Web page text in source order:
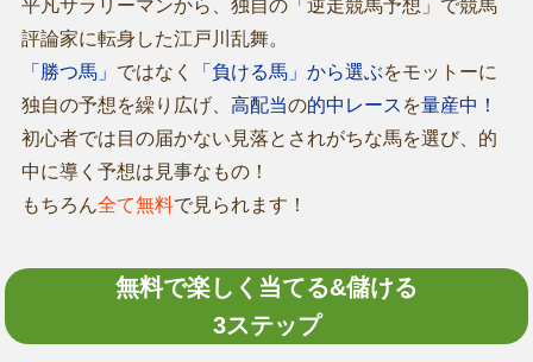
平凡サラリーマンから、独自の「逆走競馬予想」で競馬
評論家に転身した江戸川乱舞。
「勝つ馬」 ではなく 「負ける馬」から選ぶをモットーに
独自の予想を繰り広げ、 高配当の的中レース を量産中！
初心者では目の届かない見落とされがちな馬を選び、的
中に導く予想は見事なもの！
もちろん全て無料で見られます！
無料で楽しく当てる&儲ける
3ステップ